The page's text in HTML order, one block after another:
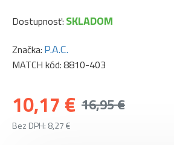
10,17 € 16,95 €
Bez DPH: 8,27 €
Dostupnosť: SKLADOM
Značka: P.A.C.
MATCH kód:8810-403